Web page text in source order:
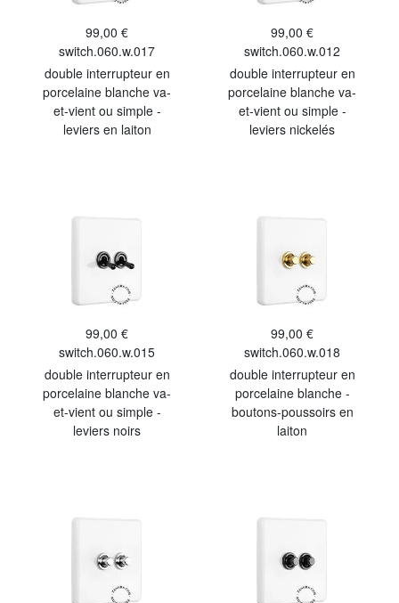
99,00 €
switch.060.w.017
double interrupteur en
porcelaine blanche va-
et-vient ou simple -
leviers en laiton
99,00 €
switch.060.w.012
double interrupteur en
porcelaine blanche va-
et-vient ou simple -
leviers nickelés
99,00 €
switch.060.w.015
double interrupteur en
porcelaine blanche va-
et-vient ou simple -
leviers noirs
99,00 €
switch.060.w.018
double interrupteur en
porcelaine blanche -
boutons-poussoirs en
laiton